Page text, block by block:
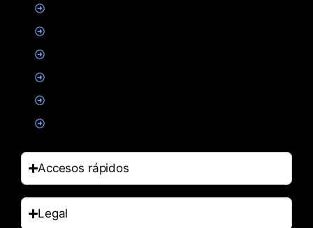
Accesos rápidos
Legal